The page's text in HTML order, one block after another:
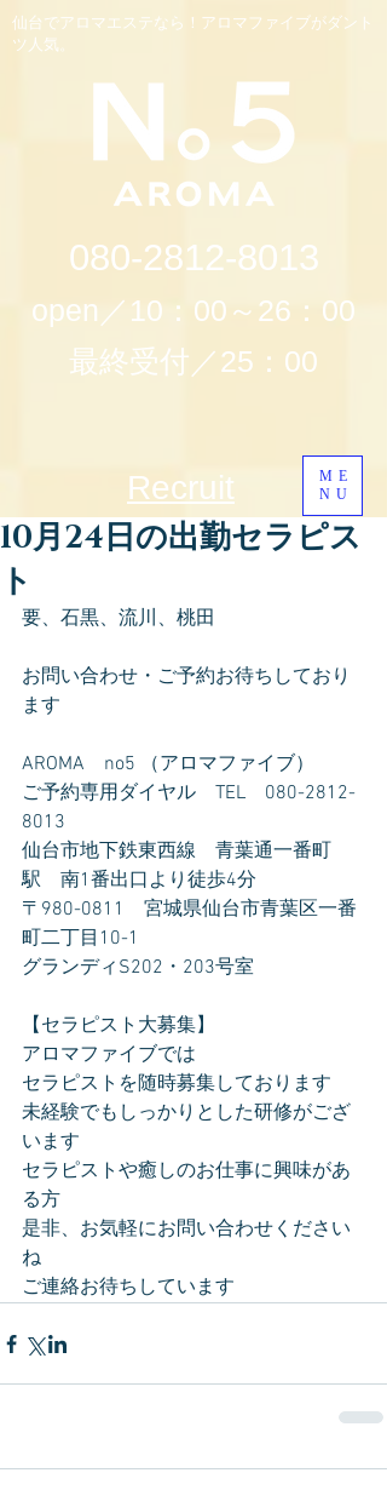
仙台でアロマエステなら！アロマファイブがダント
ツ人気。
080-2812-8013
open／10：00～26：00
最終受付／25：00
ME
NU
Recruit
10月24日の出勤セラピス
ト
要、石黒、流川、桃田
お問い合わせ・ご予約お待ちしており
ます
AROMA　no5 （アロマファイブ）
ご予約専用ダイヤル　TEL　080-2812-
8013
仙台市地下鉄東西線　青葉通一番町
駅　南1番出口より徒歩4分
〒980-0811　宮城県仙台市青葉区一番
町二丁目10-1
グランディS202・203号室
【セラピスト大募集】
アロマファイブでは
セラピストを随時募集しております
未経験でもしっかりとした研修がござ
います
セラピストや癒しのお仕事に興味があ
る方
是非、お気軽にお問い合わせください
ね
ご連絡お待ちしています